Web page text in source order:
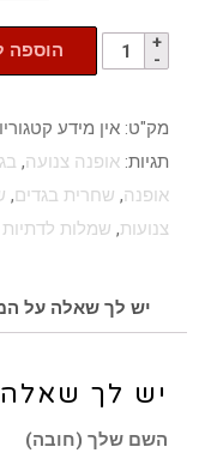
הוספה
מק"ט: אין מידע
תגיות: אופנה צנועה,
אופנה, שחרית בגדים,
צנועות, שמלות
יש לך שאלה על
יש לך
השם שלך (חובה)